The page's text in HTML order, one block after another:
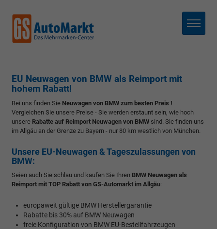
Menü
EU Neuwagen von BMW als Reimport mit
hohem Rabatt!
Bei uns finden Sie Neuwagen von BMW zum besten Preis !
Vergleichen Sie unsere Preise - Sie werden erstaunt sein, wie hoch
unsere Rabatte auf Reimport Neuwagen von BMW sind. Sie finden uns
im Allgäu an der Grenze zu Bayern - nur 80 km westlich von München.
Unsere EU-Neuwagen & Tageszulassungen von
BMW:
Seien auch Sie schlau und kaufen Sie Ihren BMW Neuwagen als
Reimport mit TOP Rabatt von GS-Automarkt im Allgäu:
europaweit gültige BMW Herstellergarantie
Rabatte bis 30% auf BMW Neuwagen
freie Konfiguration von BMW EU-Bestellfahrzeugen